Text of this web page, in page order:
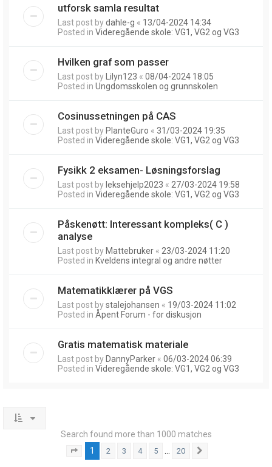
utforsk samla resultat
Last post bydahle-g « 13/04-2024 14:34
Posted in Videregående skole: VG1, VG2 og VG3
Hvilken graf som passer
Last post by Lilyn123 « 08/04-2024 18:05
Posted in Ungdomsskolen og grunnskolen
Cosinussetningen på CAS
Last post by PlanteGuro « 31/03-2024 19:35
Posted in Videregående skole: VG1, VG2 og VG3
Fysikk 2 eksamen- Løsningsforslag
Last post by leksehjelp2023 « 27/03-2024 19:58
Posted in Videregående skole: VG1, VG2 og VG3
Påskenøtt: Interessant kompleks( C )
analyse
Last post by Mattebruker « 23/03-2024 11:20
Posted in Kveldens integral og andre nøtter
Matematikklærer på VGS
Last post bystalejohansen « 19/03-2024 11:02
Posted in Åpent Forum - for diskusjon
Gratis matematisk materiale
Last post by DannyParker « 06/03-2024 06:39
Posted in Videregående skole: VG1, VG2 og VG3
Search found more than 1000 matches
Page of 20
1 2 3 4 5 20